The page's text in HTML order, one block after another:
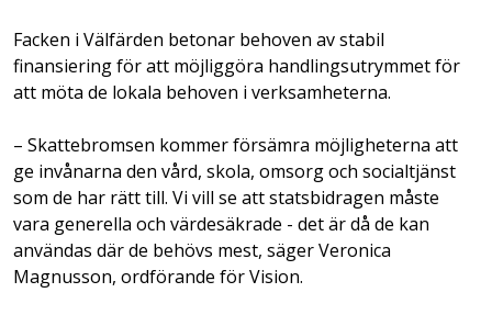
Facken i Välfärden betonar behoven av stabil
finansiering för att möjliggöra handlingsutrymmet för
att möta de lokala behoven i verksamheterna.
– Skattebromsen kommer försämra möjligheterna att
ge invånarna den vård, skola, omsorg och socialtjänst
som de har rätt till. Vi vill se att statsbidragen måste
vara generella och värdesäkrade - det är då de kan
användas där de behövs mest, säger Veronica
Magnusson, ordförande för Vision.